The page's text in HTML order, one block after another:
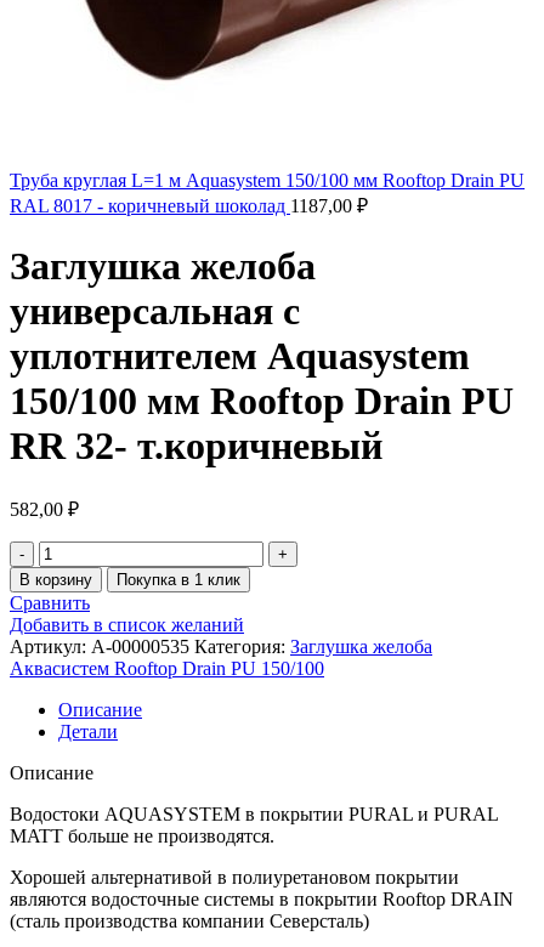
Труба круглая L=1 м Aquasystem 150/100 мм Rooftop Drain PU
RAL 8017 - коричневый шоколад 1187,00 ₽
Заглушка желоба
универсальная с
уплотнителем Aquasystem
150/100 мм Rooftop Drain PU
RR 32- т.коричневый
582,00 ₽
В корзину Покупка в 1 клик
Сравнить
Добавить в список желаний
Артикул: A-00000535 Категория: Заглушка желоба
Аквасистем Rooftop Drain PU 150/100
Описание
Детали
Описание
Водостоки AQUASYSTEM в покрытии PURAL и PURAL
MATT больше не производятся.
Хорошей альтернативой в полиуретановом покрытии
являются водосточные системы в покрытии Rooftop DRAIN
(сталь производства компании Северсталь)